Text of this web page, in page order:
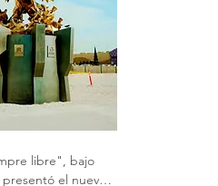
libre", bajo
el nuevo